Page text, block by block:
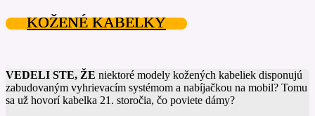
KOŽENÉ KABELKY
VEDELI STE, ŽE niektoré modely kožených kabeliek disponujú
zabudovaným vyhrievacím systémom a nabíjačkou na mobil? Tomu
sa už hovorí kabelka 21. storočia, čo poviete dámy?